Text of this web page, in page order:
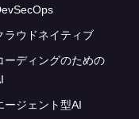
ラウドネイティブ
ーディングのための
ージェント型AI